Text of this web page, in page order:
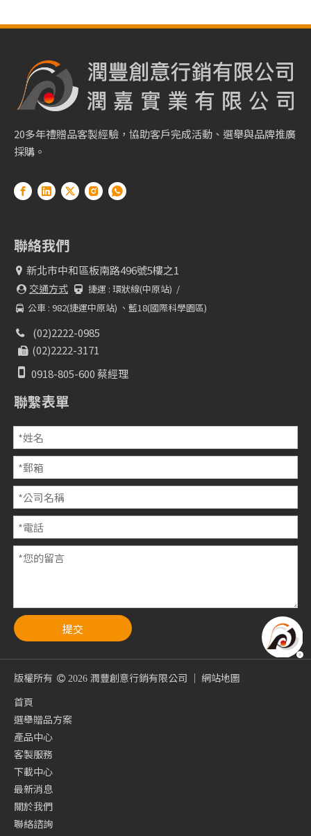
20多年禮贈品客製經驗，協助客戶完成活動、選舉與品牌推廣
採購。
聯絡我們
 新北市中和區板南路496號5樓之1
 交通方式  捷運 : 環狀線(中原站) /
 公車 : 982(捷運中原站) 、藍18(國際科學園區)
 (02)2222-0985
(02)2222-3171
 0918-805-600 蔡經理
聯繫表單
提交
版權所有  2026 潤豐創意行銷有限公司 ｜ 網站地圖
首頁
選舉贈品方案
產品中心
客製服務
下載中心
最新消息
關於我們
聯絡諮詢